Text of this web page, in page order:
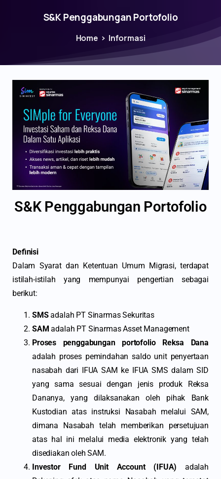
S&K Penggabungan Portofolio
Home Informasi
S&K Penggabungan Portofolio
Definisi
Dalam Syarat dan Ketentuan Umum Migrasi, terdapat
istilah-istilah yang mempunyai pengertian sebagai
berikut:
SMSadalah PT Sinarmas Sekuritas
SAM adalah PT Sinarmas Asset Management
Proses penggabungan portofolio Reksa Dana
adalah proses pemindahan saldo unit penyertaan
nasabah dari IFUA SAM ke IFUA SMS dalam SID
yang sama sesuai dengan jenis produk Reksa
Dananya, yang dilaksanakan oleh pihak Bank
Kustodian atas instruksi Nasabah melalui SAM,
dimana Nasabah telah memberikan persetujuan
atas hal ini melalui media elektronik yang telah
disediakan oleh SAM.
Investor Fund Unit Account (IFUA) adalah